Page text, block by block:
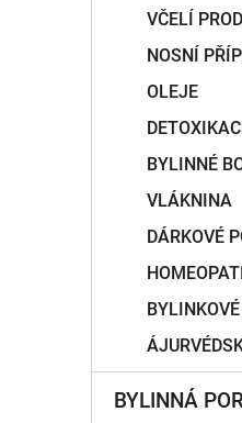
VČELÍ
NOSNÍ
OLEJE
BYLINNÉ
VLÁKNINA
DÁRKOVÉ
BYLINNÁ